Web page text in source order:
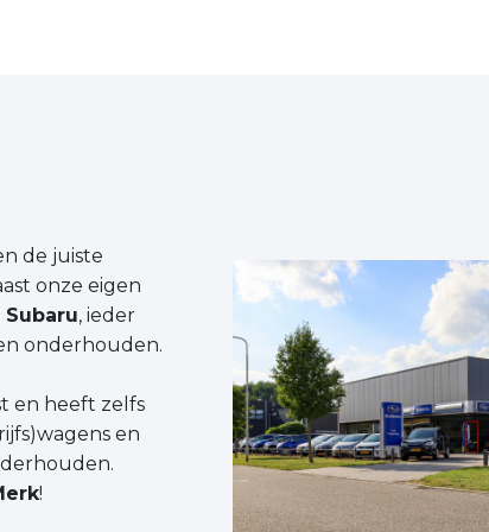
de juiste
onze eigen
Subaru, ieder
onderhouden.
en heeft zelfs
en
!